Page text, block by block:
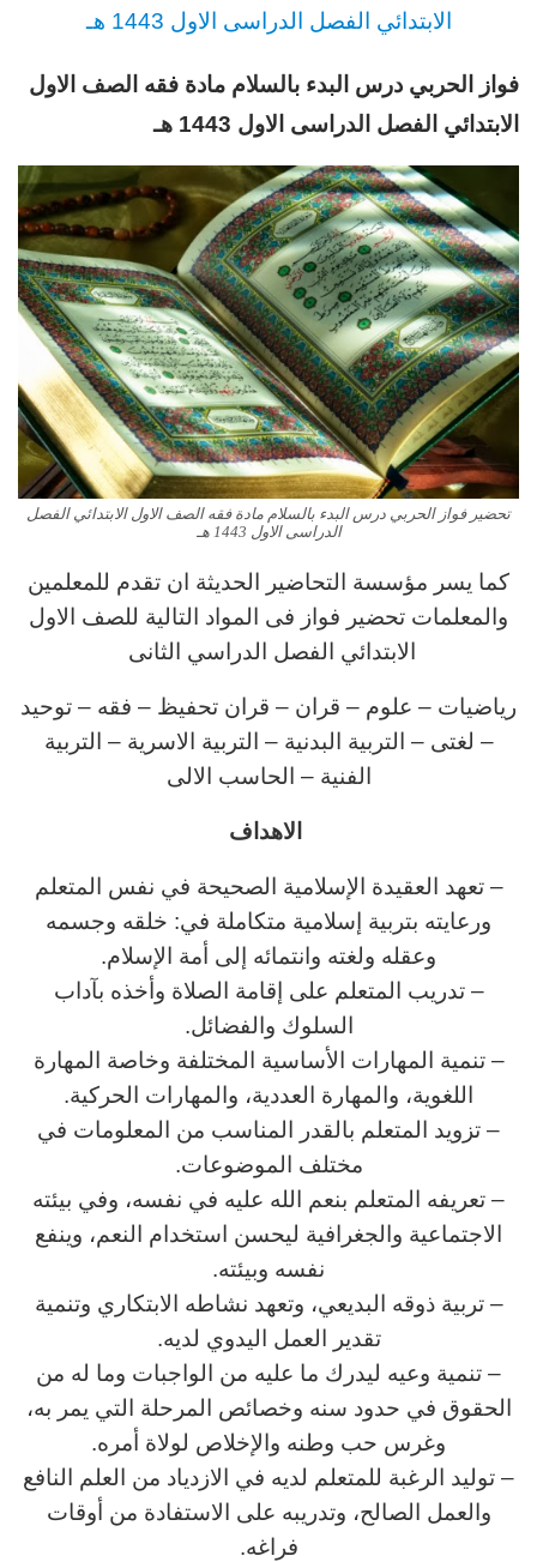
الابتدائي الفصل الدراسى الاول 1443 هـ
فواز الحربي درس البدء بالسلام مادة فقه الصف الاول
الابتدائي الفصل الدراسى الاول 1443 هـ
تحضير فواز الحربي درس البدء بالسلام مادة فقه الصف الاول الابتدائي الفصل
الدراسى الاول 1443 هـ
كما يسر مؤسسة التحاضير الحديثة ان تقدم للمعلمين
والمعلمات تحضير فواز فى المواد التالية للصف الاول
الابتدائي الفصل الدراسي الثانى
رياضيات – علوم – قران – قران تحفيظ – فقه – توحيد
– لغتى – التربية البدنية – التربية الاسرية – التربية
الفنية – الحاسب الالى
الاهداف
– تعهد العقيدة الإسلامية الصحيحة في نفس المتعلم
ورعايته بتربية إسلامية متكاملة في: خلقه وجسمه
وعقله ولغته وانتمائه إلى أمة الإسلام.
– تدريب المتعلم على إقامة الصلاة وأخذه بآداب
السلوك والفضائل.
– تنمية المهارات الأساسية المختلفة وخاصة المهارة
اللغوية، والمهارة العددية، والمهارات الحركية.
– تزويد المتعلم بالقدر المناسب من المعلومات في
مختلف الموضوعات.
– تعريفه المتعلم بنعم الله عليه في نفسه، وفي بيئته
الاجتماعية والجغرافية ليحسن استخدام النعم، وينفع
نفسه وبيئته.
– تربية ذوقه البديعي، وتعهد نشاطه الابتكاري وتنمية
تقدير العمل اليدوي لديه.
– تنمية وعيه ليدرك ما عليه من الواجبات وما له من
الحقوق في حدود سنه وخصائص المرحلة التي يمر به،
وغرس حب وطنه والإخلاص لولاة أمره.
– توليد الرغبة للمتعلم لديه في الازدياد من العلم النافع
والعمل الصالح، وتدريبه على الاستفادة من أوقات
فراغه.